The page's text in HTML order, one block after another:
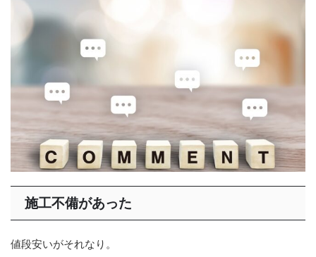
施工不備があった
値段安いがそれなり。